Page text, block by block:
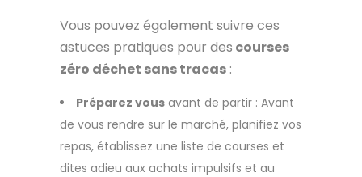
Vous pouvez également suivre ces
astuces pratiques pour des courses
zéro déchet sans tracas :
Préparez vous avant de partir : Avant
de vous rendre sur le marché, planifiez vos
repas, établissez une liste de courses et
dites adieu aux achats impulsifs et au